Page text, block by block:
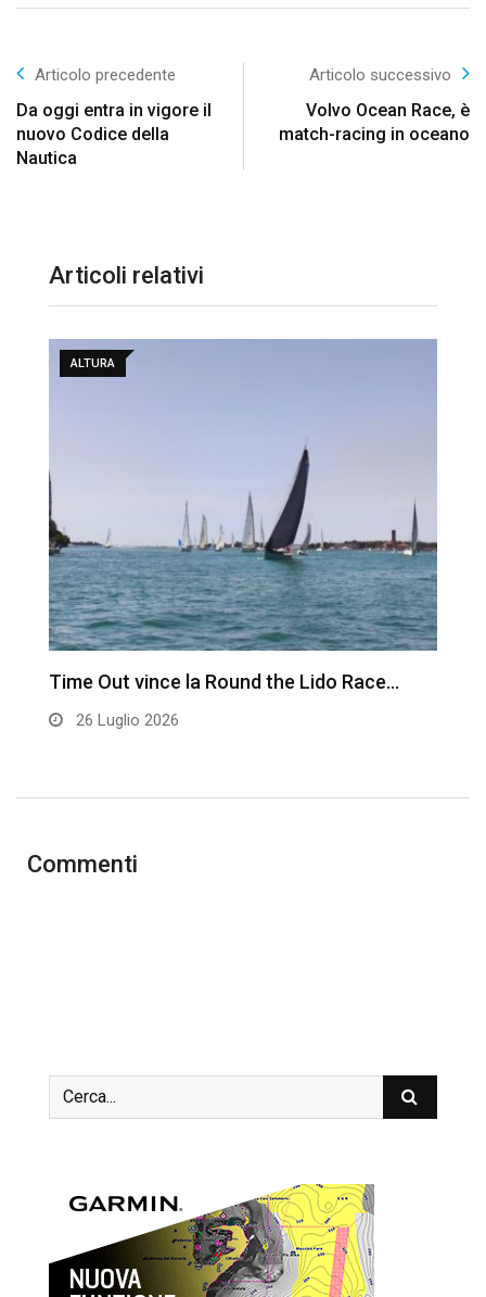
Articolo precedente
Da oggi entra in vigore il
nuovo Codice della
Nautica
Articolo successivo
Volvo Ocean Race, è
match-racing in oceano
Articoli relativi
ALTURA
Time Out vince la Round the Lido Race…
26 Luglio 2026
Commenti